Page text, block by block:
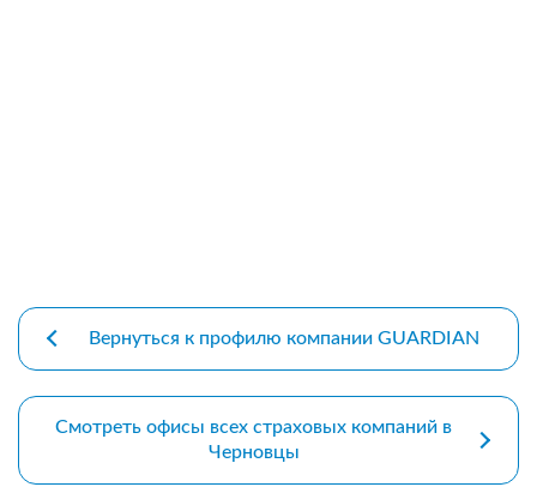
Вернуться к профилю компании GUARDIAN
Смотреть офисы всех страховых компаний в
Черновцы